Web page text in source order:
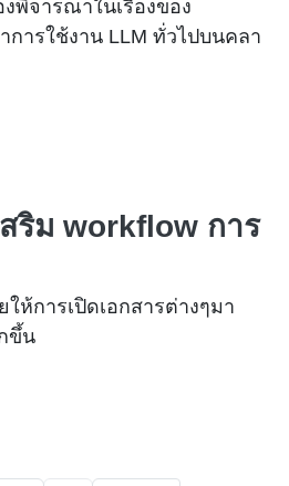
พิจารณาในเรื่องของ
การใช้งาน LLM ทั่วไปบนคลา
ริม workflow การ
ห้การเปิดเอกสารต่างๆมา
ขึ้น